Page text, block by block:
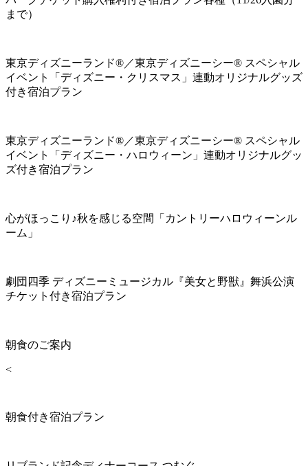
まで）
東京ディズニーランド®／東京ディズニーシー® スペシャル
イベント「ディズニー・クリスマス」連動オリジナルグッズ
付き宿泊プラン
東京ディズニーランド®／東京ディズニーシー® スペシャル
イベント「ディズニー・ハロウィーン」連動オリジナルグッ
ズ付き宿泊プラン
心がほっこり♪秋を感じる空間「カントリーハロウィーンル
ーム」
劇団四季 ディズニーミュージカル『美女と野獣』舞浜公演
チケット付き宿泊プラン
朝食のご案内
<
朝食付き宿泊プラン